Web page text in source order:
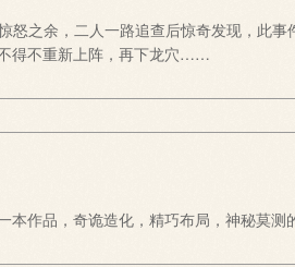
之余，二人一路追查后惊奇发现，此事
得不重新上阵，再下龙穴……
作品，奇诡造化，精巧布局，神秘莫测